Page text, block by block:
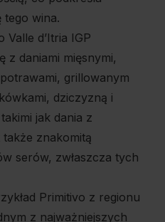
tego wina.
Valle d’Itria IGP
z daniami mięsnymi,
grillowanym
dziczyzną i
jak dania z
znakomitą
serów, zwłaszcza tych
Primitivo z regionu
z najważniejszych